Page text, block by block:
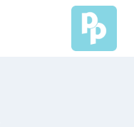
Skip
content